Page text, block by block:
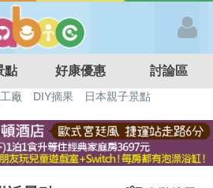
點 好康優惠 討論區
廠 DIY摘果
日本親子景點